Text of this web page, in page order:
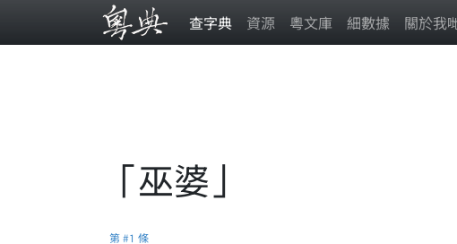
查字典 資源 粵文庫 細數據 關於我
「巫婆」
第 #1 條